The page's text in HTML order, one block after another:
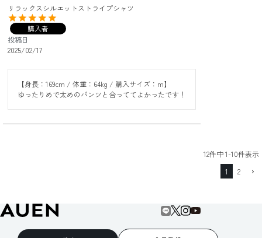
リラックスシルエットストライプシャツ
購入者
投稿日
2025/02/17
【身長：169cm / 体重：64kg / 購入サイズ：m】
ゆったりめで太めのパンツと合っててよかったです！
12件中1-10件表示
1
2